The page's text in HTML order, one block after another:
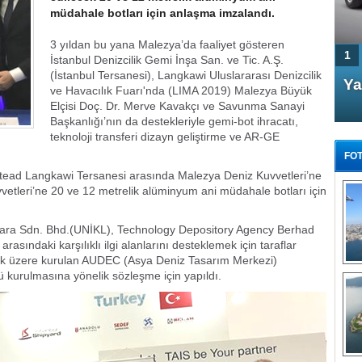
müdahale botları için anlaşma imzalandı.
3 yıldan bu yana Malezya’da faaliyet gösteren
İstanbul Denizcilik Gemi İnşa San. ve Tic. A.Ş.
(İstanbul Tersanesi), Langkawi Uluslararası Denizcilik
ve Havacılık Fuarı'nda (LIMA 2019) Malezya Büyük
Elçisi Doç. Dr. Merve Kavakçı ve Savunma Sanayi
Başkanlığı’nın da destekleriyle gemi-bot ihracatı,
teknoloji transferi dizayn geliştirme ve AR-GE
Langkawi Tersanesi arasında Malezya Deniz Kuvvetleri’ne
20 ve 12 metrelik alüminyum ani müdahale botları için
Sdn. Bhd.(UNİKL), Technology Depository Agency Berhad
karşılıklı ilgi alanlarını desteklemek için taraflar
üzere kurulan AUDEC (Asya Deniz Tasarım Merkezi)
yönelik sözleşme için yapıldı.
4 Kapılı AMG GT Coupe
Türkiye'de satışa çıktı
1